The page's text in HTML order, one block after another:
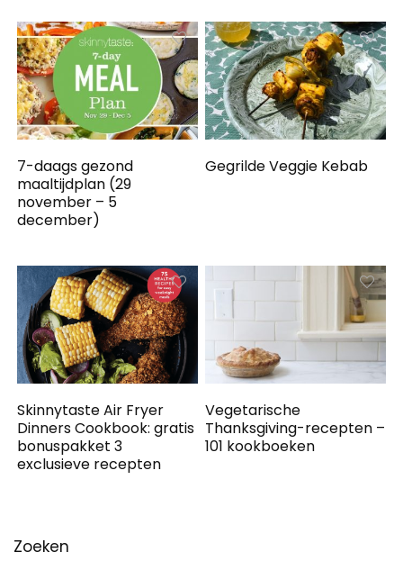
7-daags gezond
maaltijdplan (29
november – 5
december)
Gegrilde Veggie Kebab
Skinnytaste Air Fryer
Dinners Cookbook: gratis
bonuspakket 3
exclusieve recepten
Vegetarische
Thanksgiving-recepten –
101 kookboeken
Zoeken